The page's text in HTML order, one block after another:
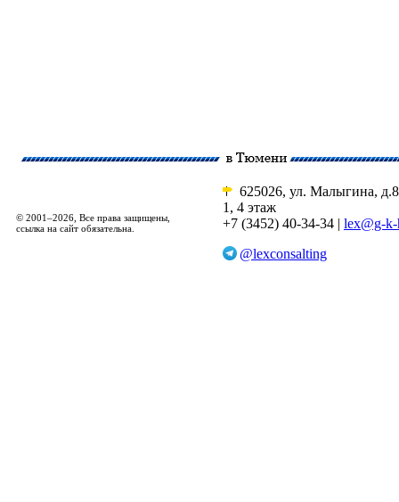
© 2001–2026, Все права защищены,
ссылка на сайт обязательна.
625026, ул. Малыгина,
1, 4 этаж
+7 (3452) 40-34-34 | lex@g-
@lexconsalting